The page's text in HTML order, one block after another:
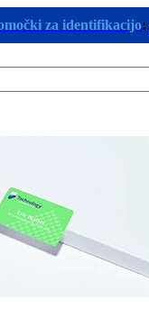
za identifikacijo: